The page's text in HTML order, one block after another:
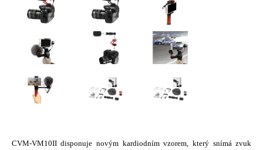
CVM-VM10II disponuje novým kardiodním vzorem, který snímá zvuk